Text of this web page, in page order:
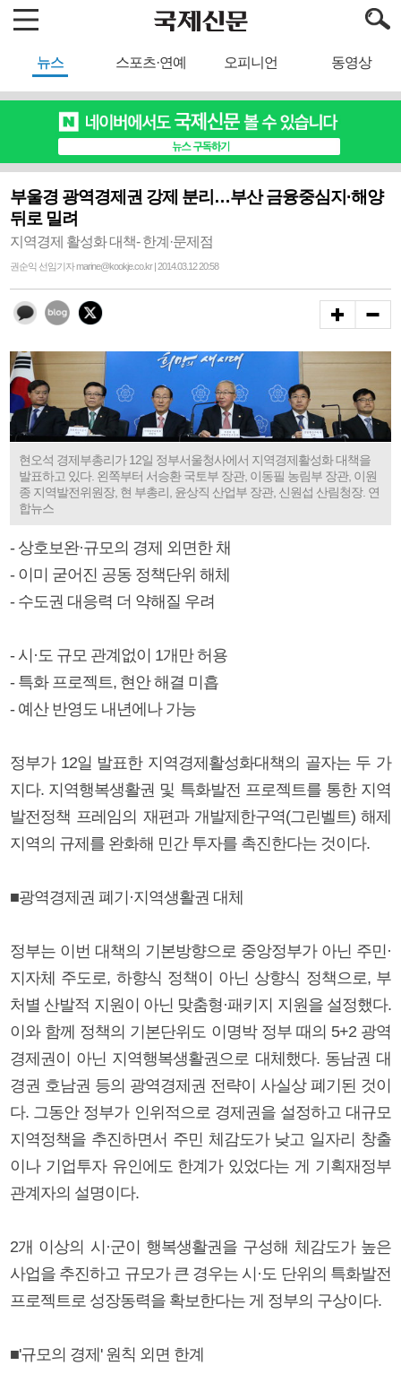
뉴스 스포츠·연예 오피니언 동영상
부울경 광역경제권 강제 분리…부산 금융중심지·해양
뒤로 밀려
지역경제 활성화 대책- 한계·문제점
권순익 선임기자 marine@kookje.co.kr | 2014.03.12 20:58
현오석 경제부총리가 12일 정부서울청사에서 지역경제활성화 대책을
발표하고 있다. 왼쪽부터 서승환 국토부 장관, 이동필 농림부 장관, 이원
종 지역발전위원장, 현 부총리, 윤상직 산업부 장관, 신원섭 산림청장. 연
합뉴스
- 상호보완·규모의 경제 외면한 채
- 이미 굳어진 공동 정책단위 해체
- 수도권 대응력 더 약해질 우려
- 시·도 규모 관계없이 1개만 허용
- 특화 프로젝트, 현안 해결 미흡
- 예산 반영도 내년에나 가능
정부가 12일 발표한 지역경제활성화대책의 골자는 두 가
지다. 지역행복생활권 및 특화발전 프로젝트를 통한 지역
발전정책 프레임의 재편과 개발제한구역(그린벨트) 해제
지역의 규제를 완화해 민간 투자를 촉진한다는 것이다.
■광역경제권 폐기·지역생활권 대체
정부는 이번 대책의 기본방향으로 중앙정부가 아닌 주민·
지자체 주도로, 하향식 정책이 아닌 상향식 정책으로, 부
처별 산발적 지원이 아닌 맞춤형·패키지 지원을 설정했다.
이와 함께 정책의 기본단위도 이명박 정부 때의 5+2 광역
경제권이 아닌 지역행복생활권으로 대체했다. 동남권 대
경권 호남권 등의 광역경제권 전략이 사실상 폐기된 것이
다. 그동안 정부가 인위적으로 경제권을 설정하고 대규모
지역정책을 추진하면서 주민 체감도가 낮고 일자리 창출
이나 기업투자 유인에도 한계가 있었다는 게 기획재정부
관계자의 설명이다.
2개 이상의 시·군이 행복생활권을 구성해 체감도가 높은
사업을 추진하고 규모가 큰 경우는 시·도 단위의 특화발전
프로젝트로 성장동력을 확보한다는 게 정부의 구상이다.
■'규모의 경제' 원칙 외면 한계